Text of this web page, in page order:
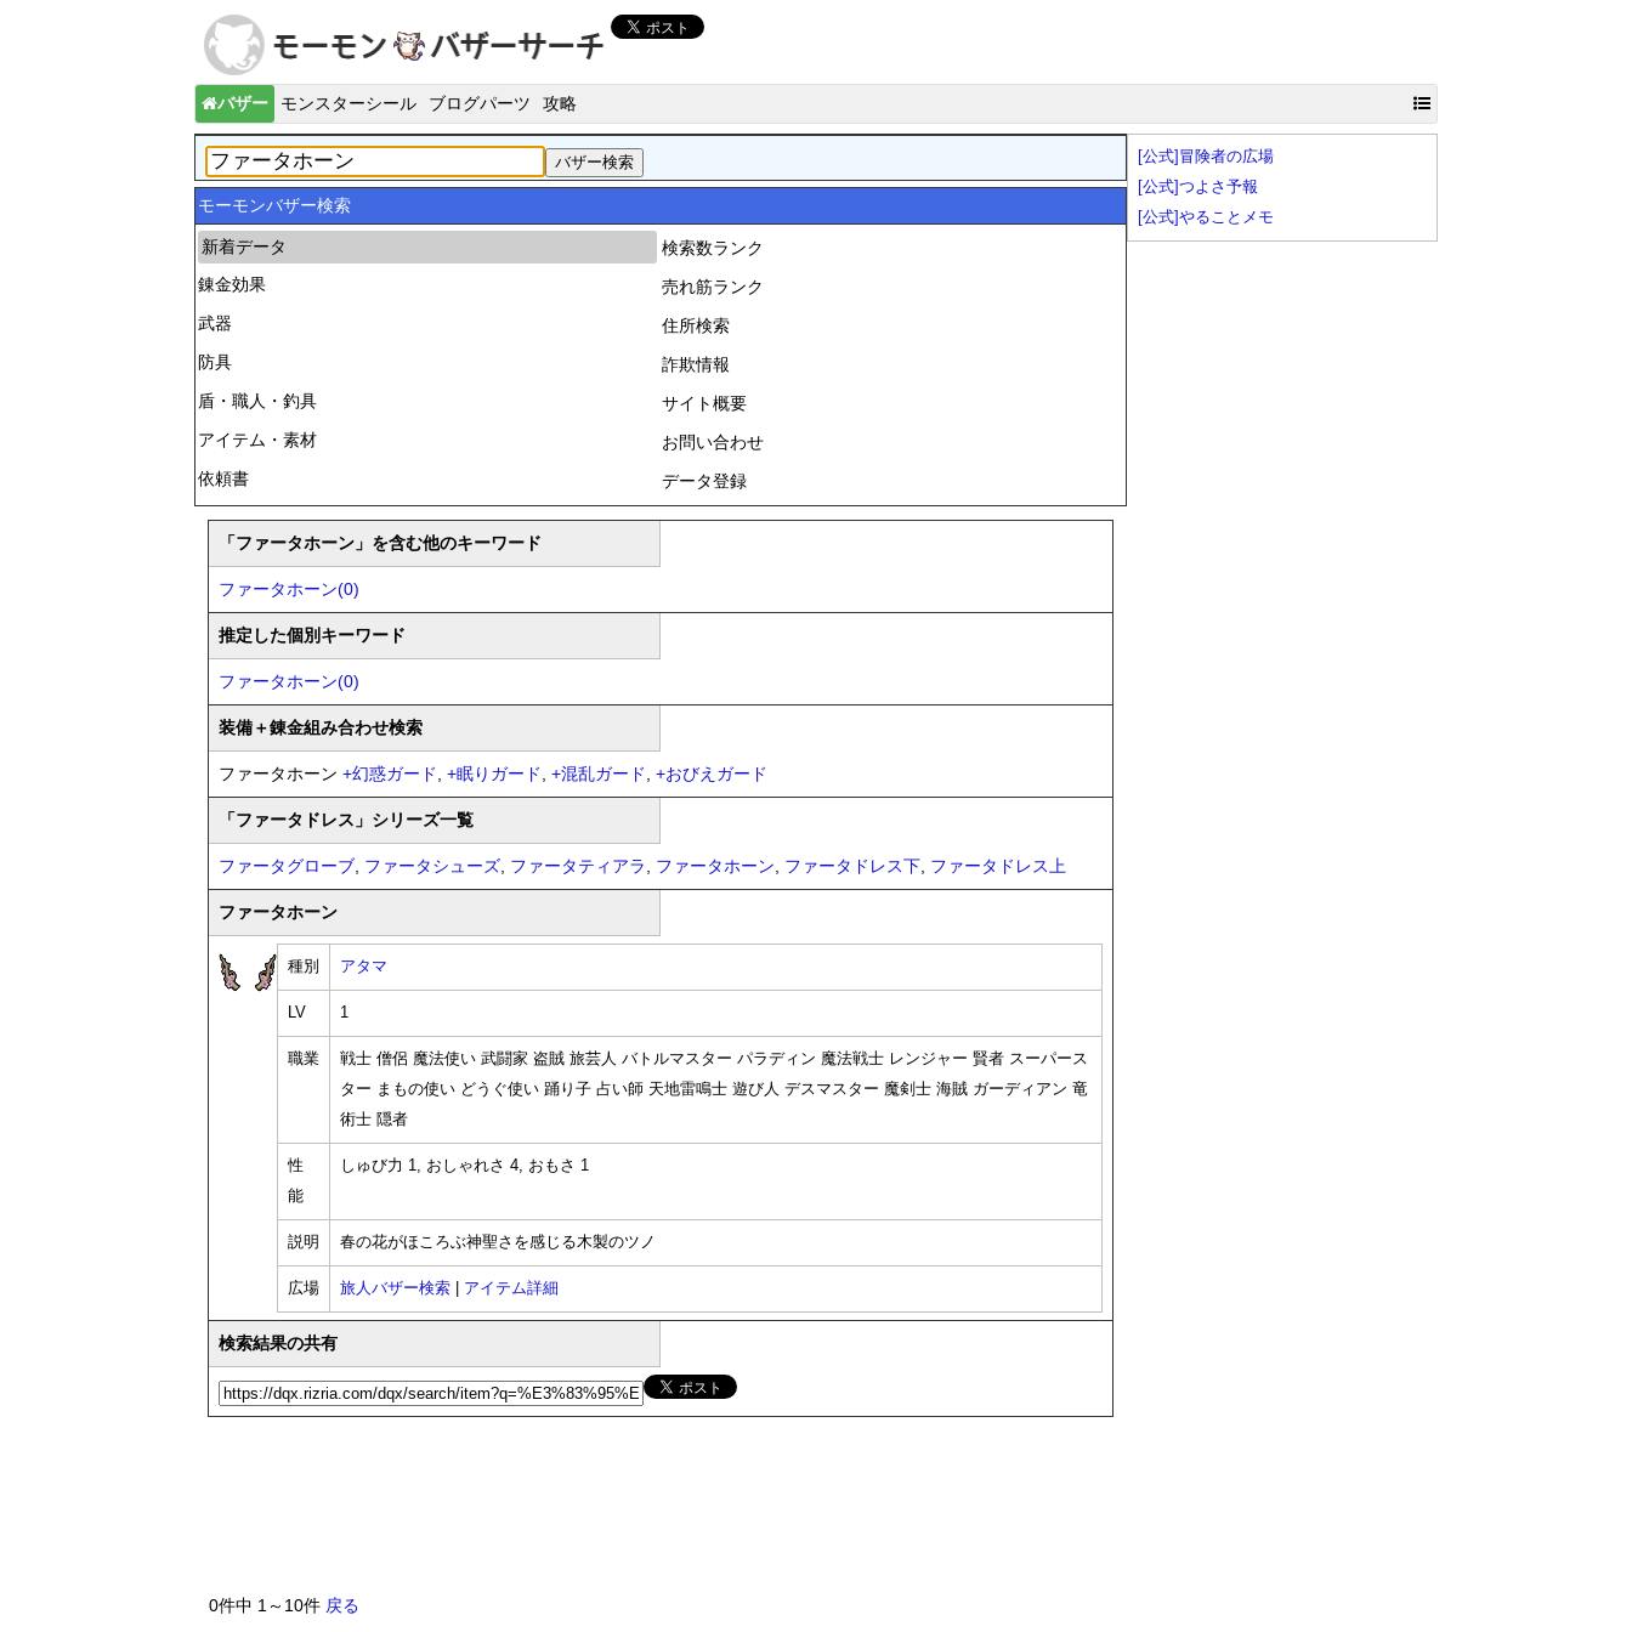
バザー モンスターシール ブログパーツ 攻略
モーモンバザー検索
新着データ
錬金効果
武器
防具
盾・職人・釣具
アイテム・素材
依頼書
検索数ランク
売れ筋ランク
住所検索
詐欺情報
サイト概要
お問い合わせ
データ登録
「ファータホーン」を含む他のキーワード
ファータホーン(0)
推定した個別キーワード
ファータホーン(0)
装備＋錬金組み合わせ検索
ファータホーン +幻惑ガード, +眠りガード, +混乱ガード, +おびえガード
「ファータドレス」シリーズ一覧
ファータグローブ, ファータシューズ, ファータティアラ, ファータホーン, ファータドレス下, ファータドレス上
ファータホーン
種別 アタマ
LV 1
職業
戦士 僧侶 魔法使い 武闘家 盗賊 旅芸人 バトルマスター パラディン 魔法戦士 レンジャー 賢者 スーパース
ター まもの使い どうぐ使い 踊り子 占い師 天地雷鳴士 遊び人 デスマスター 魔剣士 海賊 ガーディアン 竜
術士 隠者
性
能
しゅび力 1, おしゃれさ 4, おもさ 1
説明 春の花がほころぶ神聖さを感じる木製のツノ
広場 旅人バザー検索 アイテム詳細
検索結果の共有
0件中 1～10件 戻る
[公式]冒険者の広場
[公式]つよさ予報
[公式]やることメモ